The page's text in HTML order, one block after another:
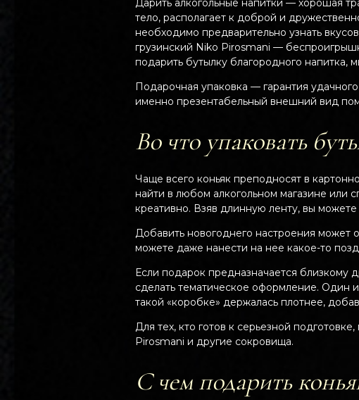
Дарить алкогольные напитки — хорошая
тело, располагает к доброй и
необходимо предварительно узнать
грузинский Niko Pirosmani —
подарить бутылку благородного напитка,
Подарочная упаковка — гарантия
именно презентабельный внешний вид
Во что упаковать
Чаще всего коньяк преподносят в
найти в любом алкогольном магазине или
креативно. Взяв длинную ленту, вы
Добавить новогоднего настроения
можете даже нанести на нее какое-то
Если подарок предназначается близкому
сделать тематическое оформление. Один
такой «коробке» держалась плотнее,
Для тех, кто готов к серьезной
Pirosmani и другие сокровища.
С чем подарить